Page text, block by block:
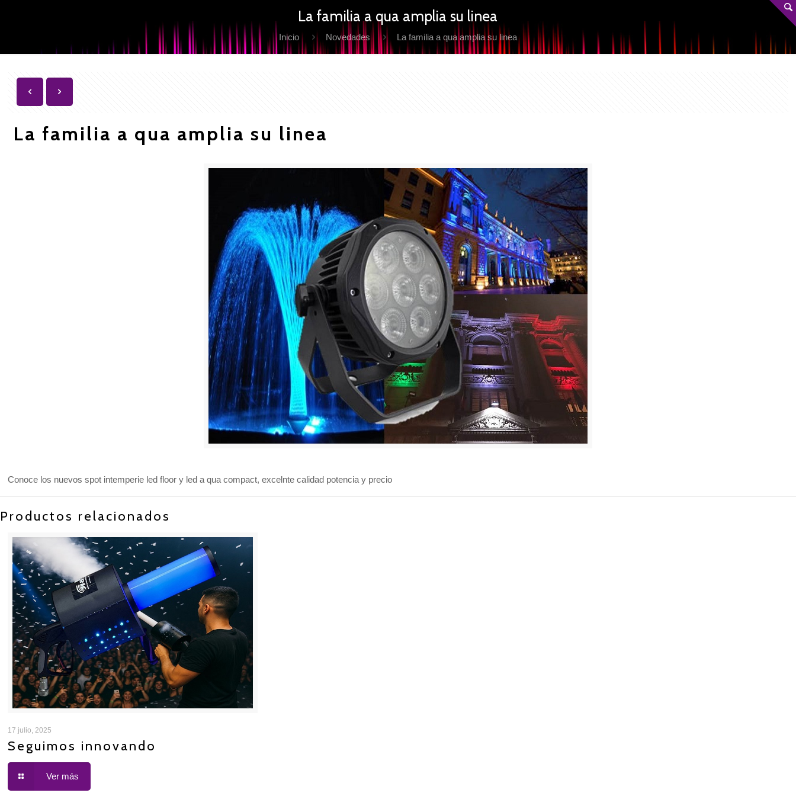
La familia a qua amplia su linea
Inicio Novedades La familia a qua amplia su linea
La familia a qua amplia su linea
Conoce los nuevos spot intemperie led floor y led a qua compact, excelnte calidad potencia y precio
Productos relacionados
17 julio, 2025
Seguimos innovando
Ver más